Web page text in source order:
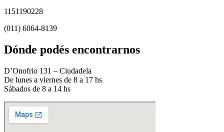
1151190228
(011) 6064-8139
Dónde podés encontrarnos
D’Onofrio 131 – Ciudadela
De lunes a viernes de 8 a 17 hs
Sábados de 8 a 14 hs